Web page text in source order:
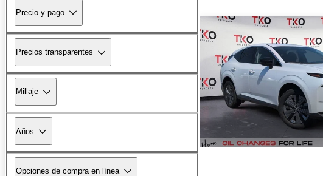
Precio y pago
Precios transparentes
Millaje
Años
Opciones de compra en línea